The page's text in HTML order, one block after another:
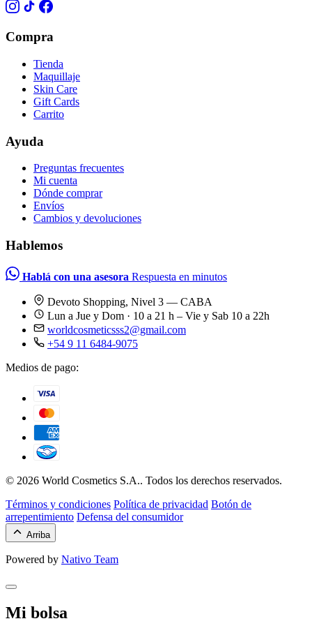
Compra
Tienda
Maquillaje
Skin Care
Gift Cards
Carrito
Ayuda
Preguntas frecuentes
Mi cuenta
Dónde comprar
Envíos
Cambios y devoluciones
Hablemos
Hablá con una asesora Respuesta en minutos
Devoto Shopping, Nivel 3 — CABA
Lun a Jue y Dom · 10 a 21 h – Vie y Sab 10 a 22h
worldcosmeticsss2@gmail.com
+54 9 11 6484-9075
Medios de pago:
© 2026 World Cosmetics S.A.. Todos los derechos reservados.
Términos y condiciones Política de privacidad Botón de
arrepentimiento Defensa del consumidor
Arriba
Powered by Nativo Team
Mi bolsa